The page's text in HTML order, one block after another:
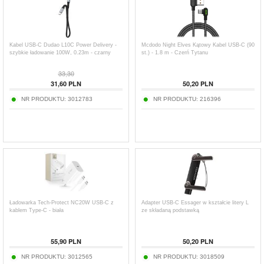
Kabel USB-C Dudao L10C Power Delivery -
szybkie ładowanie 100W, 0.23m - czarny
33,30
31,60 PLN
NR PRODUKTU: 3012783
Mcdodo Night Elves Kątowy Kabel USB-C (90
st.) - 1.8 m - Czerń Tytanu
50,20 PLN
NR PRODUKTU: 216396
Ładowarka Tech-Protect NC20W USB-C z
kablem Type-C - biała
55,90 PLN
NR PRODUKTU: 3012565
Adapter USB-C Essager w kształcie litery L
ze składaną podstawką
50,20 PLN
NR PRODUKTU: 3018509